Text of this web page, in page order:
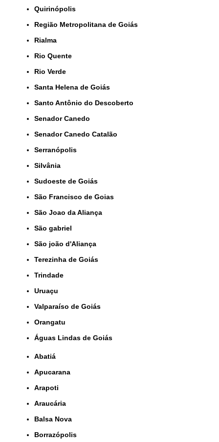
Quirinópolis
Região Metropolitana de Goiás
Rialma
Rio Quente
Rio Verde
Santa Helena de Goiás
Santo Antônio do Descoberto
Senador Canedo
Senador Canedo Catalão
Serranópolis
Silvânia
Sudoeste de Goiás
São Francisco de Goias
São Joao da Aliança
São gabriel
São joão d'Aliança
Terezinha de Goiás
Trindade
Uruaçu
Valparaíso de Goiás
orangatu
Águas Lindas de Goiás
Abatiá
Apucarana
Arapoti
Araucária
Balsa Nova
Borrazópolis